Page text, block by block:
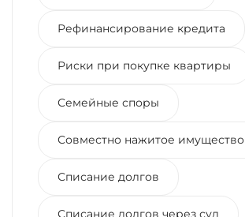
Рефинансирование кредита
Риски при покупке квартиры
Семейные споры
Совместно нажитое имущество
Списание долгов
Списание долгов через суд